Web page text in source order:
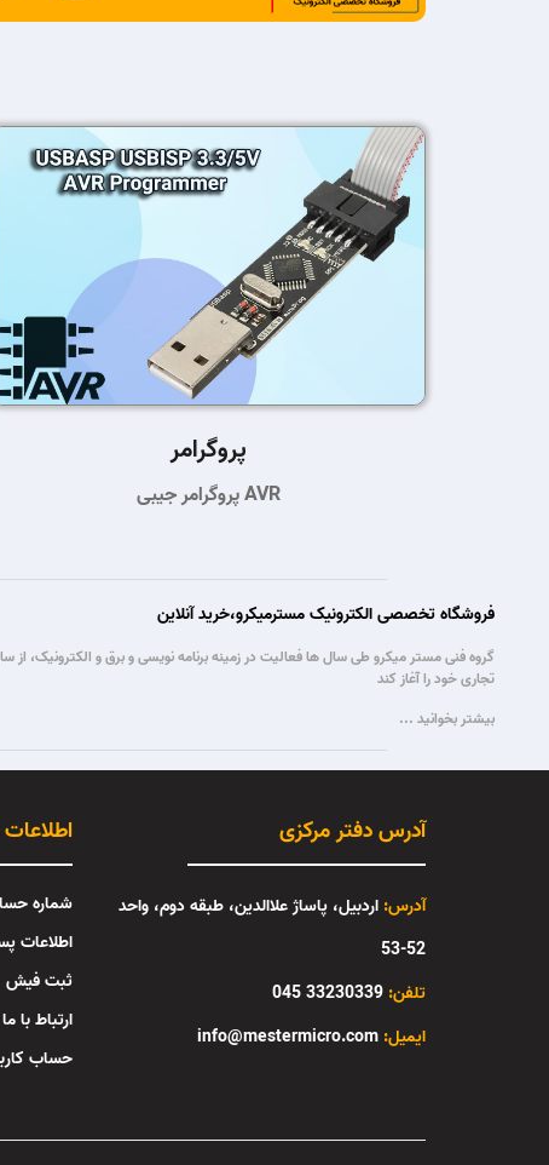
پروگرامر
پروگرامر جیبی AVR
فروشگاه تخصصی الکترونیک مسترمیکرو،خرید آنلاین
تجاری خود را آغاز کند
بیشتر بخوانید ...
آدرس دفتر مرکزی
آدرس: اردبیل، پاساژ علاالدین، طبقه دوم، واحد
52-53
تلفن: 33230339 045
info@mestermicro.com :ایمیل
شماره
اطلاعات
ثبت فیش
ارتباط با ما
حساب